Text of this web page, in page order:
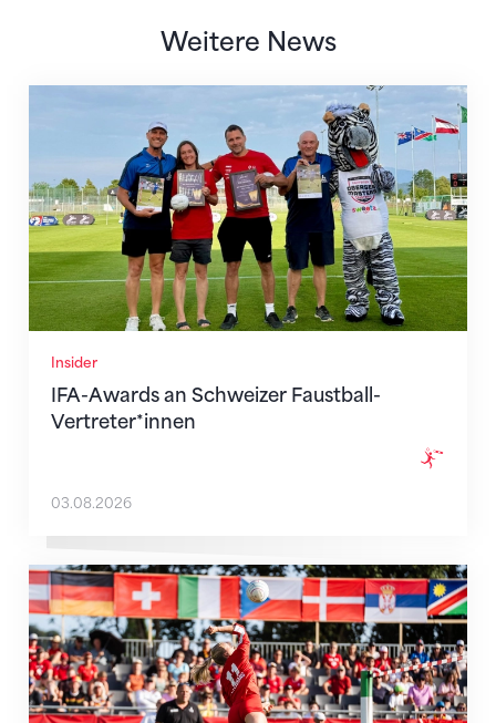
Weitere News
Insider
IFA-Awards an Schweizer Faustball-
Vertreter*innen
IFA-Awards an Schweizer Faustball-Vertreter*innen
03.08.2026
Heimturnier mit Glanzresultaten: Schweiz gewinnt